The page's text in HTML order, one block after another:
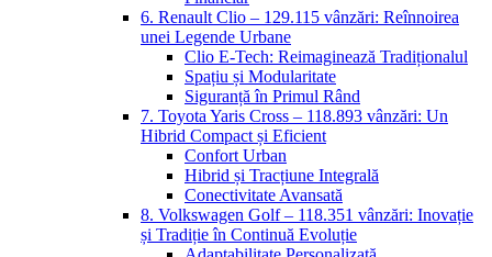
6. Renault Clio – 129.115 vânzări: Reînnoirea
unei Legende Urbane
Clio E-Tech: Reimaginează Tradiționalul
Spațiu și Modularitate
Siguranță în Primul Rând
7. Toyota Yaris Cross – 118.893 vânzări: Un
Hibrid Compact și Eficient
Confort Urban
Hibrid și Tracțiune Integrală
Conectivitate Avansată
8. Volkswagen Golf – 118.351 vânzări: Inovație
și Tradiție în Continuă Evoluție